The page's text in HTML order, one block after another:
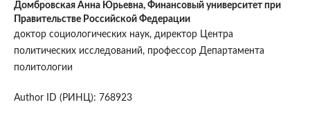
Домбровская Анна Юрьевна, Финансовый университет при
Правительстве Российской Федерации
доктор социологических наук, директор Центра
политических исследований, профессор Департамента
политологии
Author ID (РИНЦ): 768923